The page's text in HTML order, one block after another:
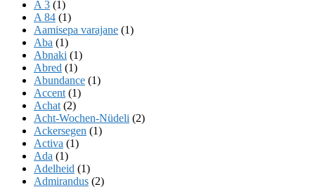
A 3 (1)
A 84 (1)
Aamisepa varajane (1)
Aba (1)
Abnaki (1)
Abred (1)
Abundance (1)
Accent (1)
Achat (2)
Acht-Wochen-Nüdeli (2)
Ackersegen (1)
Activa (1)
Ada (1)
Adelheid (1)
Admirandus (2)